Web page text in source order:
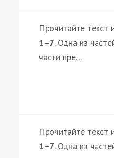
Прочитайте текст
1–7. Одна из
части пре…
Прочитайте текст
1–7. Одна из